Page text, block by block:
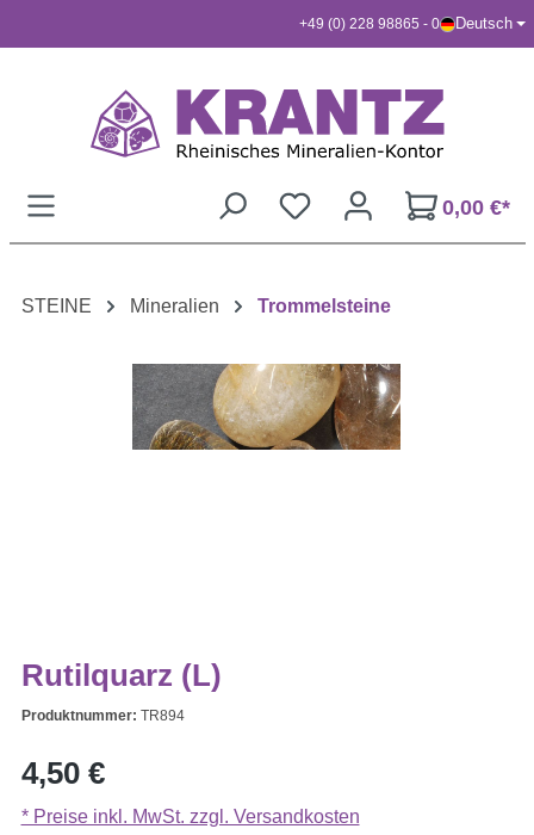
+49 (0) 228 98865 - 0 Deutsch
0,00 €*
STEINE Mineralien Trommelsteine
Rutilquarz (L)
Produktnummer: TR894
Regulärer Preis:
4,50 €
* Preise inkl. MwSt. zzgl. Versandkosten